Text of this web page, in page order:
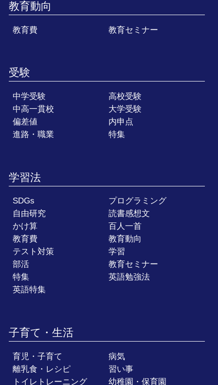
教育動向
教育費 教育セミナー
受験
中学受験
高校受験
中高一貫校
大学受験
偏差値
内申点
進路・職業
特集
学習法
SDGs
プログラミング
自由研究
読書感想文
かけ算
百人一首
教育費
教育動向
テスト対策
学習
部活
教育セミナー
特集
英語勉強法
英語特集
子育て・生活
育児・子育て
病気
離乳食・レシピ
習い事
トイレトレーニング
幼稚園・保育園